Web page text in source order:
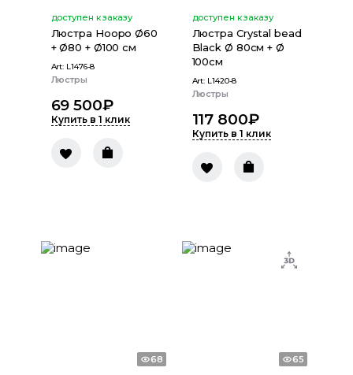
доступен к заказу
Люстра Hoopo Ø60
+ Ø80 + Ø100 см
Art: L1476-8
Люстры
69 500₽
Купить в 1 клик
доступен к заказу
Люстра Crystal bead
Black Ø 80см + Ø
100см
Art: L1420-8
Люстры
117 800₽
Купить в 1 клик
68 65